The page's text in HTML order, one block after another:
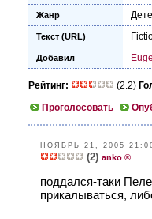
Жанр
Текст (URL)
Добавил
Рейтинг: (2.2)
Проголосовать
НОЯБРЬ 21, 2005
(2) anko ®
поддался-таки
прикалываться,